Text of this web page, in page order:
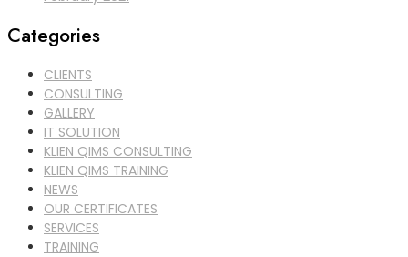
Categories
CLIENTS
CONSULTING
GALLERY
IT SOLUTION
KLIEN QIMS CONSULTING
KLIEN QIMS TRAINING
NEWS
OUR CERTIFICATES
SERVICES
TRAINING